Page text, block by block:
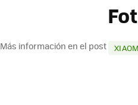
Más información en el post